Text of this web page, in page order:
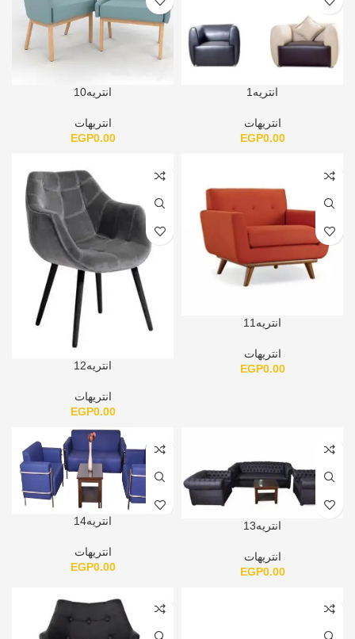
انتريه1
انتريهات
EGP0.00
انتريه10
انتريهات
EGP0.00
انتريه11
انتريهات
EGP0.00 انتريه12
انتريهات
EGP0.00
انتريه13
انتريهات
EGP0.00
انتريه14
انتريهات
EGP0.00